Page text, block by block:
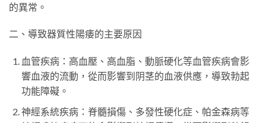
的異常。
二、導致器質性陽痿的主要原因
血管疾病：高血壓、高血脂、動脈硬化等血管疾病會影
響血液的流動，從而影響到阴茎的血液供應，導致勃起
功能障礙。
神經系統疾病：脊髓損傷、多發性硬化症、帕金森病等